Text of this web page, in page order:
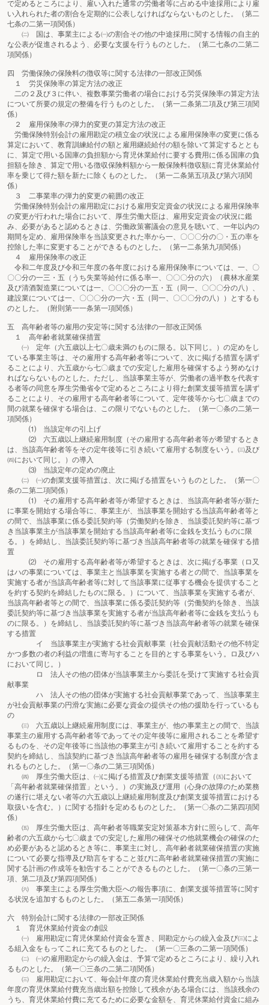
で定めるところにより、雇い入れた通常の労働者等に占める中途採用により雇
い入れられた者の割合を定期的に公表しなければならないものとした。（第二
七条の二第一項関係）
㈡ 国は、事業主による㈠の割合その他の中途採用に関する情報の自主的
な公表が促進されるよう、必要な支援を行うものとした。（第二七条の二第二
項関係）
四 労働保険の保険料の徴収等に関する法律の一部改正関係
１ 労災保険率の算定方法の改正
二の２及び３に伴い、複数事業労働者の場合における労災保険率の算定方法
について所要の規定の整備を行うものとした。（第一二条第二項及び第三項関
係）
２ 雇用保険率の弾力的変更の算定方法の改正
労働保険特別会計の雇用勘定の積立金の状況による雇用保険率の変更に係る
算定において、教育訓練給付の額と雇用継続給付の額を除いて算定するととも
に、算定で用いる国庫の負担額から育児休業給付に要する費用に係る国庫の負
担額を除き、算定で用いる徴収保険料額から一般保険料徴収額に育児休業給付
率を乗じて得た額を新たに除くものとした。（第一二条第五項及び第六項関
係）
３ 二事業率の弾力的変更の範囲の改正
労働保険特別会計の雇用勘定における雇用安定資金の状況による雇用保険率
の変更が行われた場合において、厚生労働大臣は、雇用安定資金の状況に鑑
み、必要があると認めるときは、労働政策審議会の意見を聴いて、一年以内の
期間を定め、雇用保険率を当該変更された率から一、〇〇〇分の〇・五の率を
控除した率に変更することができるものとした。（第一二条第九項関係）
４ 雇用保険率の改正
令和二年度及び令和三年度の各年度における雇用保険率については、一、〇
〇〇分の一三・五（うち失業等給付に係る率一、〇〇〇分の六）（農林水産業
及び清酒製造業については一、〇〇〇分の一五・五（同一、〇〇〇分の八）、
建設業については一、〇〇〇分の一六・五（同一、〇〇〇分の八））とするも
のとした。（附則第一一条第一項関係）
五 高年齢者等の雇用の安定等に関する法律の一部改正関係
１ 高年齢者就業確保措置
㈠ 定年（六五歳以上七〇歳未満のものに限る。以下同じ。）の定めをし
ている事業主等は、その雇用する高年齢者等について、次に掲げる措置を講ず
ることにより、六五歳から七〇歳までの安定した雇用を確保するよう努めなけ
ればならないものとした。ただし、当該事業主等が、労働者の過半数を代表す
る者等の同意を厚生労働省令で定めるところにより得た創業支援等措置を講ず
ることにより、その雇用する高年齢者等について、定年後等から七〇歳までの
間の就業を確保する場合は、この限りでないものとした。（第一〇条の二第一
項関係）
⑴ 当該定年の引上げ
⑵ 六五歳以上継続雇用制度（その雇用する高年齢者等が希望するとき
は、当該高年齢者等をその定年後等に引き続いて雇用する制度をいう。㈢及び
㈣において同じ。）の導入
⑶ 当該定年の定めの廃止
㈡ ㈠の創業支援等措置は、次に掲げる措置をいうものとした。（第一〇
条の二第二項関係）
⑴ その雇用する高年齢者等が希望するときは、当該高年齢者等が新た
に事業を開始する場合等に、事業主が、当該事業を開始する当該高年齢者等と
の間で、当該事業に係る委託契約等（労働契約を除き、当該委託契約等に基づ
き当該事業主が当該事業を開始する当該高年齢者等に金銭を支払うものに限
る。）を締結し、当該委託契約等に基づき当該高年齢者等の就業を確保する措
置
⑵ その雇用する高年齢者等が希望するときは、次に掲げる事業（ロ又
はハの事業については、事業主と当該事業を実施する者との間で、当該事業を
実施する者が当該高年齢者等に対して当該事業に従事する機会を提供すること
を約する契約を締結したものに限る。）について、当該事業を実施する者が、
当該高年齢者等との間で、当該事業に係る委託契約等（労働契約を除き、当該
委託契約等に基づき当該事業を実施する者が当該高年齢者等に金銭を支払うも
のに限る。）を締結し、当該委託契約等に基づき当該高年齢者等の就業を確保
する措置
イ 当該事業主が実施する社会貢献事業（社会貢献活動その他不特定
かつ多数の者の利益の増進に寄与することを目的とする事業をいう。ロ及びハ
において同じ。）
ロ 法人その他の団体が当該事業主から委託を受けて実施する社会貢
献事業
ハ 法人その他の団体が実施する社会貢献事業であって、当該事業主
が社会貢献事業の円滑な実施に必要な資金の提供その他の援助を行っているも
の
㈢ 六五歳以上継続雇用制度には、事業主が、他の事業主との間で、当該
事業主の雇用する高年齢者等であってその定年後等に雇用されることを希望す
るものを、その定年後等に当該他の事業主が引き続いて雇用することを約する
契約を締結し、当該契約に基づき当該高年齢者等の雇用を確保する制度が含ま
れるものとした。（第一〇条の二第三項関係）
㈣ 厚生労働大臣は、㈠に掲げる措置及び創業支援等措置（㈤において
「高年齢者就業確保措置」という。）の実施及び運用（心身の故障のため業務
の遂行に堪えない者等の六五歳以上継続雇用制度及び創業支援等措置における
取扱いを含む。）に関する指針を定めるものとした。（第一〇条の二第四項関
係）
㈤ 厚生労働大臣は、高年齢者等職業安定対策基本方針に照らして、高年
齢者の六五歳から七〇歳までの安定した雇用の確保その他就業機会の確保のた
め必要があると認めるとき等に、事業主に対し、高年齢者就業確保措置の実施
について必要な指導及び助言をすること並びに高年齢者就業確保措置の実施に
関する計画の作成等を勧告することができるものとした。（第一〇条の三第一
項、第二項及び第四項関係）
㈥ 事業主による厚生労働大臣への報告事項に、創業支援等措置等に関す
る状況を追加するものとした。（第五二条第一項関係）
六 特別会計に関する法律の一部改正関係
１ 育児休業給付資金の創設
㈠ 雇用勘定に育児休業給付資金を置き、同勘定からの繰入金及び㈢によ
る組入金をもってこれに充てるものとした。（第一〇三条の二第一項関係）
㈡ ㈠の雇用勘定からの繰入金は、予算で定めるところにより、繰り入れ
るものとした。（第一〇三条の二第二項関係）
㈢ 雇用勘定において、毎会計年度の育児休業給付費充当歳入額から当該
年度の育児休業給付費充当歳出額を控除して残余がある場合には、当該残余の
うち、育児休業給付費に充てるために必要な金額を、育児休業給付資金に組み